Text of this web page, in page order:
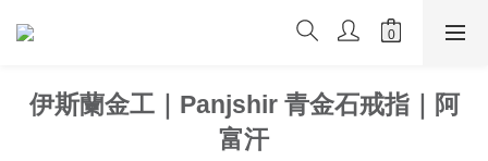
伊斯蘭金工｜Panjshir 青金石戒指｜阿
富汗